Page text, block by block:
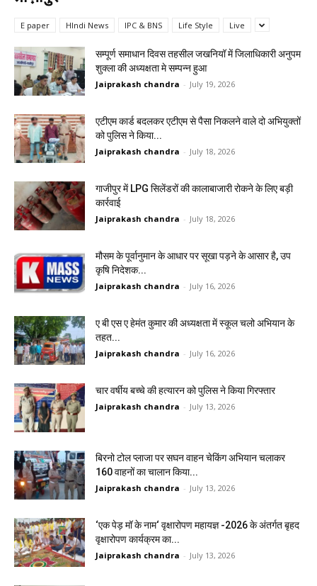
E paper HIndi News IPC & BNS Life Style Live
सम्पूर्ण समाधान दिवस तहसील जखनियॉ में जिलाधिकारी अनुपम
शुक्ला की अध्यक्षता मे सम्पन्न हुआ
Jaiprakash chandra - July 19, 2026
एटीएम कार्ड बदलकर एटीएम से पैसा निकलने वाले दो अभियुक्तों
को पुलिस ने किया...
Jaiprakash chandra - July 18, 2026
गाजीपुर में LPG सिलेंडरों की कालाबाजारी रोकने के लिए बड़ी
कार्रवाई
Jaiprakash chandra - July 18, 2026
मौसम के पूर्वानुमान के आधार पर सूखा पड़ने के आसार है, उप
कृषि निदेशक...
Jaiprakash chandra - July 16, 2026
ए बी एस ए हेमंत कुमार की अध्यक्षता में स्कूल चलो अभियान के
तहत...
Jaiprakash chandra - July 16, 2026
चार वर्षीय बच्चे की हत्यारन को पुलिस ने किया गिरफ्तार
Jaiprakash chandra - July 13, 2026
बिरनो टोल प्लाजा पर सघन वाहन चेकिंग अभियान चलाकर
160 वाहनों का चालान किया...
Jaiprakash chandra - July 13, 2026
‘एक पेड़ मॉ के नाम‘ वृक्षारोपण महायज्ञ -2026 के अंतर्गत बृहद
वृक्षारोपण कार्यक्रम का...
Jaiprakash chandra - July 13, 2026